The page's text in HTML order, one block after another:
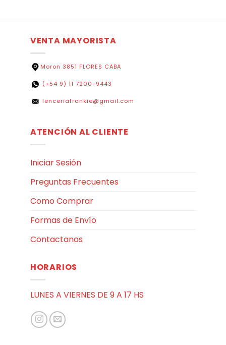
VENTA MAYORISTA
Moron 3851 FLORES CABA
(+54 9) 11 7200-9443
lenceriafrankie@gmail.com
ATENCIÓN AL CLIENTE
Iniciar Sesión
Preguntas Frecuentes
Como Comprar
Formas de Envío
Contactanos
HORARIOS
LUNES A VIERNES DE 9 A 17 HS